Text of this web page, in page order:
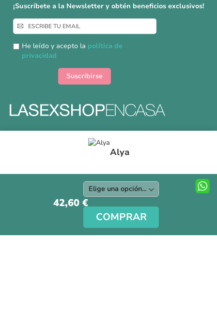
Alya
42,60 €
COMPRAR
¡Suscríbete a la Newsletter y obtén beneficios exclusivos!
Inscríbase
a
nuestro
boletín
He leído y acepto la política de
privacidad
Suscribirse
Formas y gastos de envíos
Protección a Compradores
Nuestra Tienda
Síguenos en nuestras redes sociales